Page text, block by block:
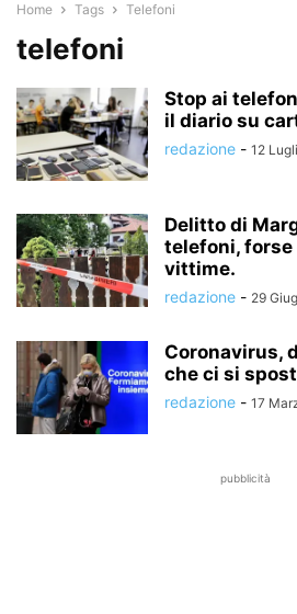
Home Tags Telefoni
telefoni
Stop ai
il diario su
redazione - 12
Delitto di
telefoni,
vittime.
redazione - 29
Coronavirus,
che ci si
redazione - 17
pubblicità